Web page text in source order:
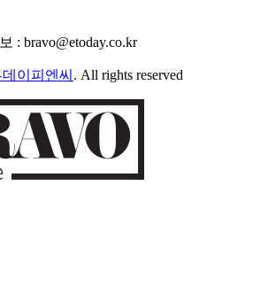
: bravo@etoday.co.kr
이피엔씨 . All rights reserved